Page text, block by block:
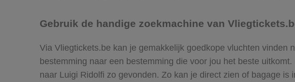
Gebruik de handige zoekmachine van
Via Vliegtickets.be kan je gemakkelijk goedkope vluchten
bestemming naar een bestemming die voor jou het beste
naar Luigi Ridolfi zo gevonden. Zo kan je direct zien of bagage